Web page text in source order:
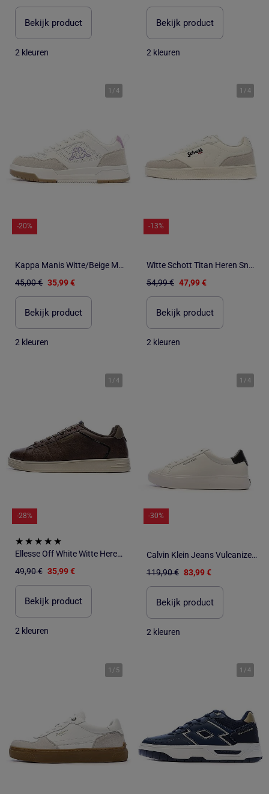
Bekijk product
2 kleuren
Bekijk product
2 kleuren
1 /4
-20%
Kappa Manis Witte/Beige Meisjes Sneakers
45,00 € 35,99 €
Bekijk product
2 kleuren
1 /4
-13%
Witte Schott Titan Heren Sneakers
54,99 € 47,99 €
Bekijk product
2 kleuren
1 /4
-28%
Ellesse Off White Witte Heren Sneakers
49,90 € 35,99 €
Bekijk product
2 kleuren
1 /4
-30%
Calvin Klein Jeans Vulcanized Witte Dames Sneakers
119,90 € 83,99 €
Bekijk product
2 kleuren
1 / 5 1 /4